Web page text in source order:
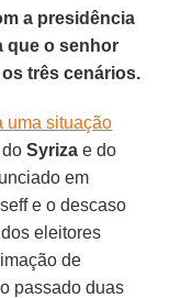
a presidência
que o senhor
três cenários.
uma situação
doSyriza e do
em
e o descaso
eleitores
de
passado duas